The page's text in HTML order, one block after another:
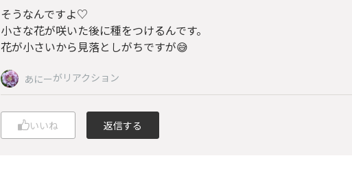
そうなんですよ♡
小さな花が咲いた後に種をつけるんです。
花が小さいから見落としがちですが😅
あにーがリアクション
いいね 返信する